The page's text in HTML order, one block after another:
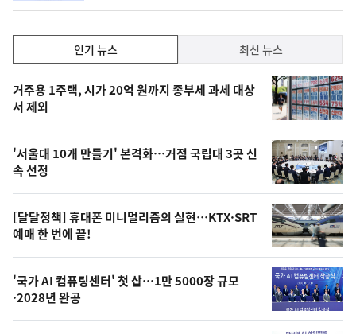
락
기,
최
신,
오
늘
의
영
상
오
늘
인기 뉴스 최신 뉴스
기
뉴
스
거주용 1주택, 시가 20억 원까지 종부세 과세 대상
서 제외
'서울대 10개 만들기' 본격화…거점 국립대 3곳 신
속 선정
[달달정책] 휴대폰 미니멀리즘의 실현…KTX·SRT
예매 한 번에 끝!
'국가 AI 컴퓨팅센터' 첫 삽…1만 5000장 규모
·2028년 완공